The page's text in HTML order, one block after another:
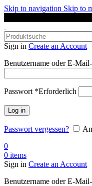
Skip to navigation Skip to
Sign in Create an Account
Benutzername oder E-
Passwort *Erforderlich
Log in
Passwort vergessen?
0
0 items
Sign in Create an Account
Benutzername oder E-